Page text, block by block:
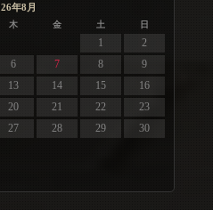
年8月
木 金 土 日
1
2
6 7 8
9
13 14 15
16
20 21 22
23
27 28 29
30